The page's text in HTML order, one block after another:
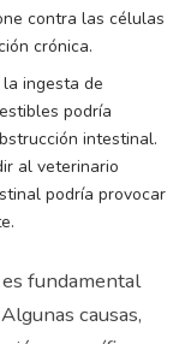
contra las células
crónica.
la ingesta de
podría
intestinal.
al veterinario
podría provocar
fundamental
causas,